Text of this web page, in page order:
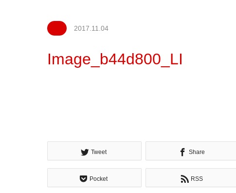
2017.11.04
Image_b44d800_LI
Tweet Share
Pocket RSS